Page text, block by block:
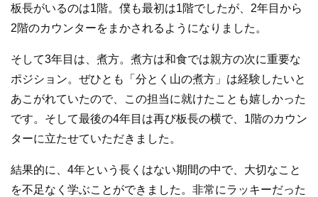
板長がいるのは1階。僕も最初は1階でしたが、2年目から
2階のカウンターをまかされるようになりました。
そして3年目は、煮方。煮方は和食では親方の次に重要な
ポジション。ぜひとも「分とく山の煮方」は経験したいと
あこがれていたので、この担当に就けたことも嬉しかった
です。そして最後の4年目は再び板長の横で、1階のカウン
ターに立たせていただきました。
結果的に、4年という長くはない期間の中で、大切なこと
を不足なく学ぶことができました。非常にラッキーだった